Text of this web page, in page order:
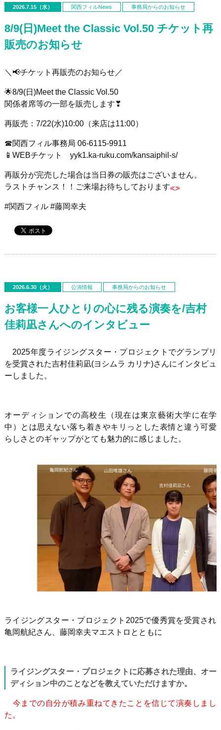
2026.7.15（水） 関西フィルNews 事務局からのお知らせ
8/9(日)Meet the Classic Vol.50 チケット再
販売のお知らせ
＼📢チケット再販売のお知らせ／
🌟8/9(日)Meet the Classic Vol.50
関係者席等の一部を販売します❣
再販売：7/22(水)10:00（来店は11:00）
☎関西フィル事務局 06-6115-9911
📱WEBチケット yyk1.ka-ruku.com/kansaiphil-s/
再販分が完売した場合は当日券の販売はございません。
ラストチャンス！！ご来場お待ちしております
#関西フィル #藤岡幸夫
2026.6.30（火） 公演情報 事務局からのお知らせ
お客様一人ひとりの心に残る演奏を/吉村
佳莉凪さんへのインタビュー
2025年度ライジングスター・プロジェクトでグランプリ
を受賞された吉村佳莉凪(ヨシムラ カリナ)さんにインタビュ
ーしました。
オーディションでの高校生（現在は東京藝術大学に在学
中）とは思えない落ち着きやキリっとした表情と違う可愛
らしさとのギャップがとても魅力的に感じました。
ライジングスター・プロジェクト2025で優秀賞を受賞され
亀岡航紀さん、藤岡幸夫マエストロとともに
ライジングスター・プロジェクトに応募された理由、オー
ディション中のことなどを教えていただけますか。
今までの自分が積み重ねてきたことを信じて演奏しまし
た。